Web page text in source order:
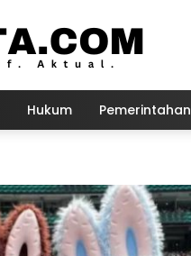
Hukum Pemerintahan